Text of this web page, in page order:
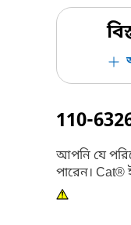
110-
আপনি যে
পারেন। Cat®